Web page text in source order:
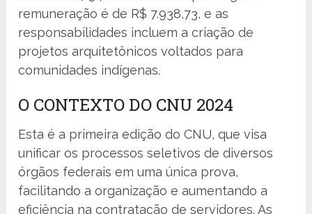
remuneração é de R$ 7.938,73, e as
responsabilidades incluem a criação de
projetos arquitetônicos voltados para
comunidades indígenas.
O CONTEXTO DO CNU 2024
Esta é a primeira edição do CNU, que visa
unificar os processos seletivos de diversos
órgãos federais em uma única prova,
facilitando a organização e aumentando a
eficiência na contratação de servidores. As